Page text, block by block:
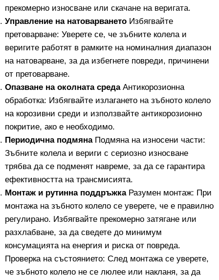
прекомерно износване или скачане на веригата.
Управление на натоварването Избягвайте
претоварване: Уверете се, че зъбните колела и
веригите работят в рамките на номиналния диапазон
на натоварване, за да избегнете повреди, причинени
от претоварване.
Опазване на околната средаАнтикорозионна
обработка: Избягвайте излагането на зъбното колело
на корозивни среди и използвайте антикорозионно
покритие, ако е необходимо.
Периодична подмянаПодмяна на износени части:
Зъбните колела и вериги с сериозно износване
трябва да се подменят навреме, за да се гарантира
ефективността на трансмисията.
Монтаж и рутинна поддръжкаРазумен монтаж: При
монтажа на зъбното колело се уверете, че е правилно
регулирано. Избягвайте прекомерно затягане или
разхлабване, за да сведете до минимум
консумацията на енергия и риска от повреда.
Проверка на състоянието: След монтажа се уверете,
че зъбното колело не се люлее или накланя, за да